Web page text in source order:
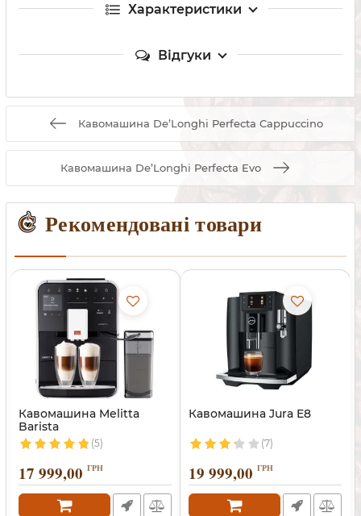
Характеристики
Відгуки
Кавомашина De’Longhi Perfecta Cappuccino
Кавомашина De’Longhi Perfecta Evo
Рекомендовані товари
Кавомашина Melitta
Barista
(5)
17 999,00 ГРН
Кавомашина Jura E8
(7)
19 999,00 ГРН